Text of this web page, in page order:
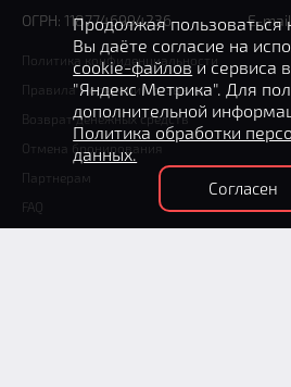
ОГРН: 1187746994236
E-
Политика конфиденциальности
Правила модерации отзывов
Возврат денежных средств
Отмена бронирования
Партнерам
FAQ
Продолжая
Вы даёте согласие на
cookie-файлови сервиса
"Яндекс Метрика". Для
дополнительной
Политика обработки
данных.
Согласен